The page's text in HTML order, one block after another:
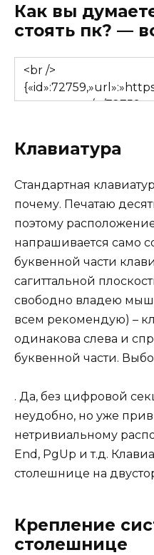
Как вы
стоять пк? —
Клавиатура
Стандартная
почему. Печатаю
поэтому
напрашивается само
буквенной части
сагиттальной
свободно владею
всем рекомендую) –
одинакова слева и
буквенной части.
. Да, без цифровой
неудобно, но уже
нетривиальному
End, PgUp и т.д.
столешнице на
Крепление
столешнице